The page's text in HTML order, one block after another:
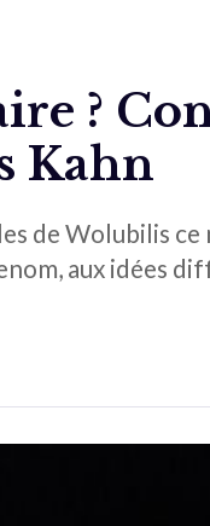
?
Kahn
de Wolubilis
aux idées